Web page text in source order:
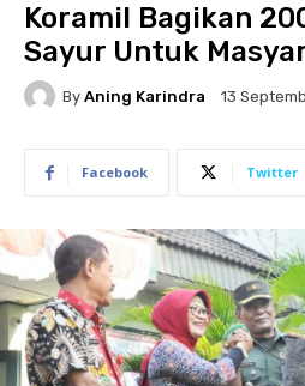
Koramil Bagikan
Sayur Untuk
By Aning Karindra 13
Facebook Twitter